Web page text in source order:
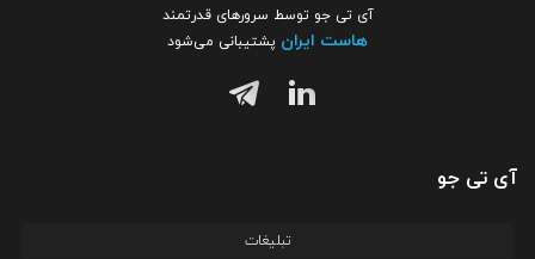
آی تی جو توسط سرورهای قدرتمند
هاست ایران پشتیبانی می‌شود
آی تی جو
تبلیغات